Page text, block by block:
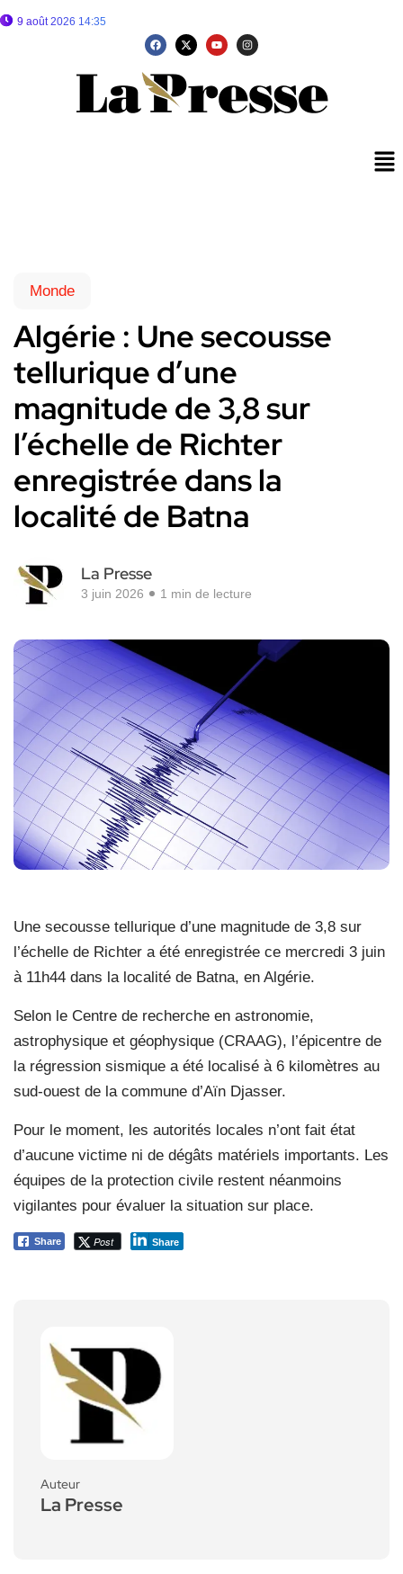
9 août 2026 14:35
Monde
Algérie : Une secousse
tellurique d’une
magnitude de 3,8 sur
l’échelle de Richter
enregistrée dans la
localité de Batna
La Presse
3 juin 2026 1 min de lecture
Une secousse tellurique d’une magnitude de 3,8 sur
l’échelle de Richter a été enregistrée ce mercredi 3 juin
à 11h44 dans la localité de Batna, en Algérie.
Selon le Centre de recherche en astronomie,
astrophysique et géophysique (CRAAG), l’épicentre de
la régression sismique a été localisé à 6 kilomètres au
sud-ouest de la commune d’Aïn Djasser.
Pour le moment, les autorités locales n’ont fait état
d’aucune victime ni de dégâts matériels importants. Les
équipes de la protection civile restent néanmoins
vigilantes pour évaluer la situation sur place.
Share Post Share
Auteur
La Presse